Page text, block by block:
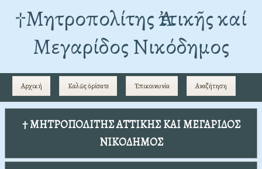
†Mητροπολίτης Ἀττικῆς καί
Μεγαρίδος Νικόδημος
Αρχική Καλῶς ὁρίσατε Ἐπικοινωνία Αναζήτηση
† ΜΗΤΡΟΠΟΛΙΤΗΣ ΑΤΤΙΚΗΣ ΚΑΙ ΜΕΓΑΡΙΔΟΣ
ΝΙΚΟΔΗΜΟΣ